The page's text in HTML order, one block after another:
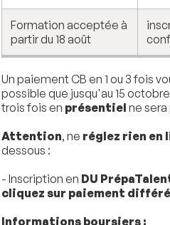
Formation acceptée à
partir du 18 août
Un paiement CB en 1 ou 3 fois
possible que jusqu'au 15
trois fois en présentiel ne
Attention, ne réglez rien en
dessous :
- Inscription en DU
cliquez sur paiement différé
Informations boursiers :